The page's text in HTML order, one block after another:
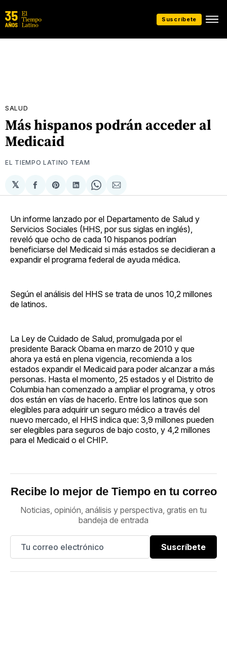
Suscríbete
SALUD
Más hispanos podrán acceder al
Medicaid
EL TIEMPO LATINO TEAM
𝕏
Compartir
en
Share
on
Compartir
en
Share
on
Compartir
via
Un informe lanzado por el Departamento de Salud y
Servicios Sociales (HHS, por sus siglas en inglés),
reveló que ocho de cada 10 hispanos podrían
beneficiarse del Medicaid si más estados se decidieran a
expandir el programa federal de ayuda médica.
Según el análisis del HHS se trata de unos 10,2 millones
de latinos.
La Ley de Cuidado de Salud, promulgada por el
presidente Barack Obama en marzo de 2010 y que
ahora ya está en plena vigencia, recomienda a los
estados expandir el Medicaid para poder alcanzar a más
personas. Hasta el momento, 25 estados y el Distrito de
Columbia han comenzado a ampliar el programa, y otros
dos están en vías de hacerlo. Entre los latinos que son
elegibles para adquirir un seguro médico a través del
nuevo mercado, el HHS indica que: 3,9 millones pueden
ser elegibles para seguros de bajo costo, y 4,2 millones
para el Medicaid o el CHIP.
Recibe lo mejor de Tiempo en tu correo
Noticias, opinión, análisis y perspectiva, gratis en tu
bandeja de entrada
Suscríbete